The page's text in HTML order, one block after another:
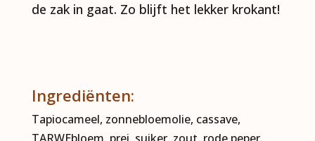
de zak in gaat. Zo blijft het lekker krokant!
Ingrediënten:
Tapiocameel, zonnebloemolie, cassave,